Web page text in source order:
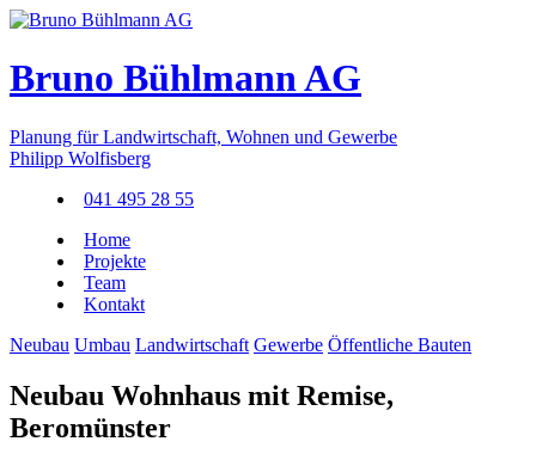
Bruno Bühlmann AG
Planung für Landwirtschaft, Wohnen und Gewerbe
Philipp Wolfisberg
041 495 28 55
Home
Projekte
Team
Kontakt
Neubau Umbau Landwirtschaft Gewerbe Öffentliche Bauten
Neubau Wohnhaus mit Remise,
Beromünster